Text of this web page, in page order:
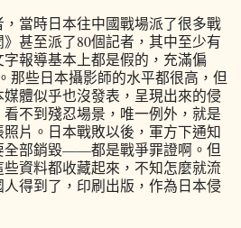
當時日本往中國戰場派了很多戰
甚至派了80個記者，其中至少有
報導基本上都是假的，充滿偏
那些日本攝影師的水平都很高，但
體似乎也沒發表，呈現出來的侵
不到殘忍場景，唯一例外，就是
片。日本戰敗以後，軍方下通知
全部銷毀——都是戰爭罪證啊。但
資料都收藏起來，不知怎麼就流
得到了，印刷出版，作為日本侵